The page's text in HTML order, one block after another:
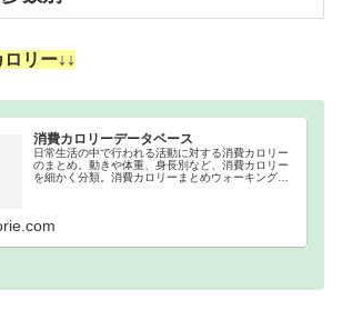
リー↓↓
消費カロリーデータベース
日常生活の中で行われる活動に対する消費カロリー
のまとめ。動きや体重、身長別など、消費カロリー
を細かく分類。消費カロリーまとめウォーキング｜